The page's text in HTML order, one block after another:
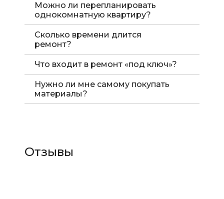
Можно ли перепланировать
однокомнатную квартиру?
Сколько времени длится
ремонт?
Что входит в ремонт «под ключ»?
Нужно ли мне самому покупать
материалы?
Отзывы